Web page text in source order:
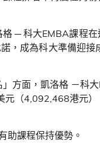
格─科大EMBA課程在
，成為科大準備迎接
方面，凱洛格 －科大
元（4,092,468港元
助課程保持優勢。